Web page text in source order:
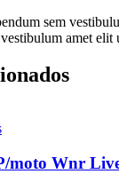
sem
amet elit
moto Wnr